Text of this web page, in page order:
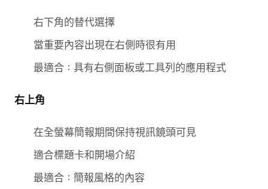
右下角的替代選擇
當重要內容出現在右側時很有用
最適合：具有右側面板或工具列的應用程式
右上角
在全螢幕簡報期間保持視訊鏡頭可見
適合標題卡和開場介紹
最適合：簡報風格的內容